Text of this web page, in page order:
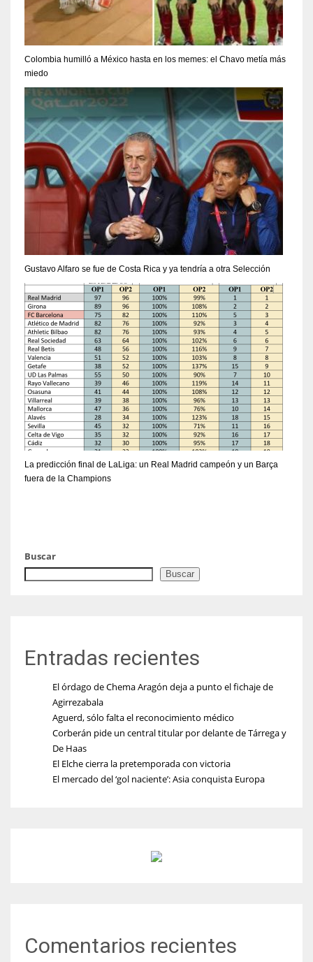
Colombia humilló a México hasta en los memes: el Chavo metía más
miedo
Gustavo Alfaro se fue de Costa Rica y ya tendría a otra Selección
La predicción final de LaLiga: un Real Madrid campeón y un Barça
fuera de la Champions
Buscar
Buscar
Entradas recientes
El órdago de Chema Aragón deja a punto el fichaje de
Agirrezabala
Aguerd, sólo falta el reconocimiento médico
Corberán pide un central titular por delante de Tárrega y
De Haas
El Elche cierra la pretemporada con victoria
El mercado del ‘gol naciente’: Asia conquista Europa
Comentarios recientes